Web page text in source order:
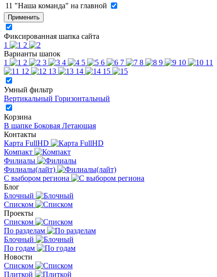
11 "Наша команда" на главной
Применить
Фиксированная шапка сайта
1
2
Варианты шапок
1
2 3 4 5 6 7 8 9 10
11
12
13 14 15
Умный фильтр
Вертикальный Горизонтальный
Корзина
В шапке Боковая Летающая
Контакты
Карта FullHD
Компакт
Филиалы
Филиалы(лайт)
С выбором региона
Блог
Блочный
Списком
Проекты
Списком
По разделам
Блочный
По годам
Новости
Списком
Плиткой